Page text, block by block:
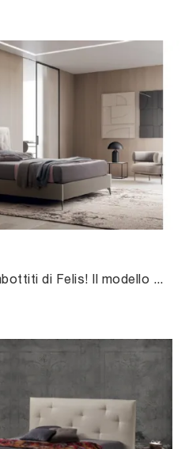
Clicca e scopri i Letti imbottiti di Felis! Il modello Arley in tessuto ti attende nelle versioni a una piazza e mezza.